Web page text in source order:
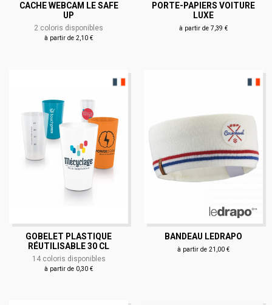
CACHE WEBCAM LE SAFE
UP
2 coloris disponibles
à partir de 2,10 €
PORTE-PAPIERS VOITURE
LUXE
à partir de 7,39 €
GOBELET PLASTIQUE
RÉUTILISABLE 30 CL
14 coloris disponibles
à partir de 0,30 €
BANDEAU LEDRAPO
à partir de 21,00 €